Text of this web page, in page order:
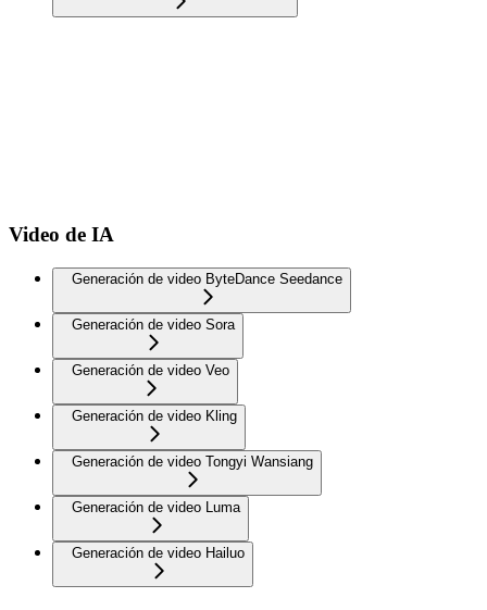
Video de IA
Generación de video ByteDance Seedance
Generación de video Sora
Generación de video Veo
Generación de video Kling
Generación de video Tongyi Wansiang
Generación de video Luma
Generación de video Hailuo